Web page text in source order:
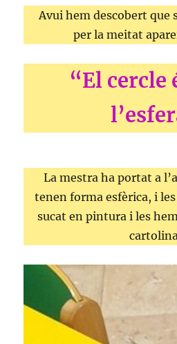
Avui hem descobert que
per la meitat
“El cercle
La mestra ha portat a
tenen forma esfèrica, i
sucat en pintura i les